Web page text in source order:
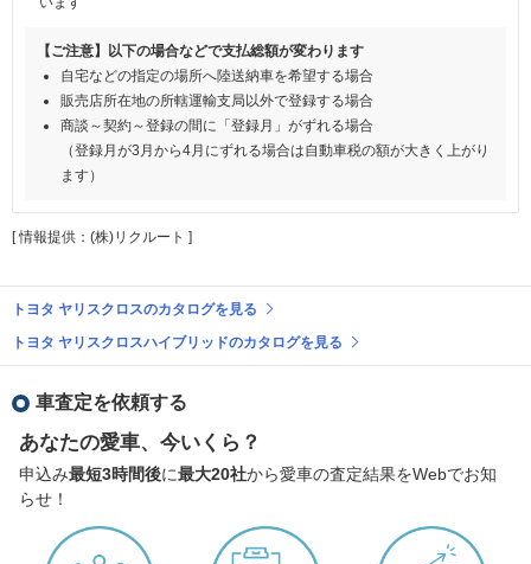
【ご注意】以下の場合などで支払総額が変わります
自宅などの指定の場所へ陸送納車を希望する場合
販売店所在地の所轄運輸支局以外で登録する場合
商談～契約～登録の間に「登録月」がずれる場合
（登録月が3月から4月にずれる場合は自動車税の額が大きく上がり
ます）
[ 情報提供：(株)リクルート ]
トヨタ ヤリスクロスのカタログを見る
トヨタ ヤリスクロスハイブリッドのカタログを見る
車査定を依頼する
あなたの愛車、今いくら？
申込み最短3時間後に最大20社から愛車の査定結果をWebでお知
らせ！